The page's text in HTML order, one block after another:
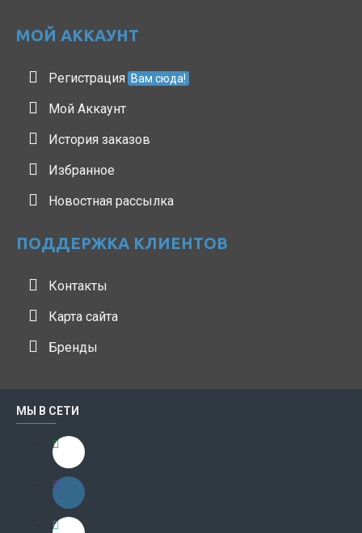
МОЙ АККАУНТ
Регистрация Вам сюда!
Мой Аккаунт
История заказов
Избранное
Новостная рассылка
ПОДДЕРЖКА КЛИЕНТОВ
Контакты
Карта сайта
Бренды
МЫ В СЕТИ